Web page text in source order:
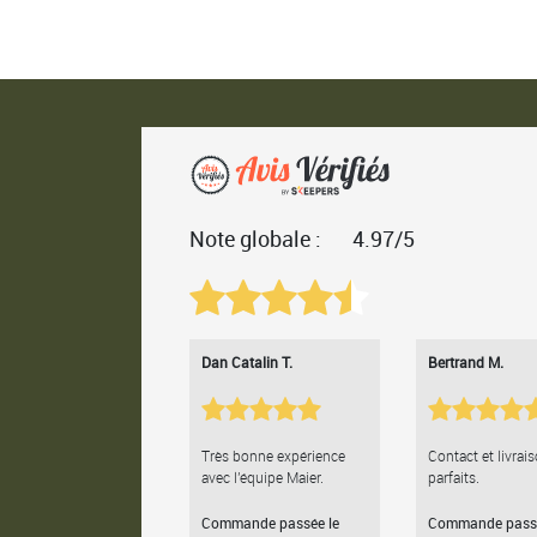
Note globale : 4.97/5
Dan Catalin T.
Très bonne expérience
avec l'équipe Maier.
Commande passée le
Bertrand M.
Contact et
parfaits.
Commande